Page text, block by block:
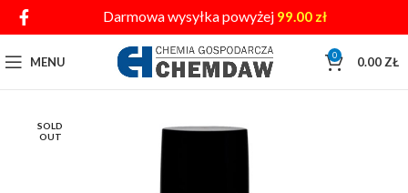
Darmowa wysyłka powyżej 99.00 zł
MENU 0 0.00 ZŁ
SOLD
OUT